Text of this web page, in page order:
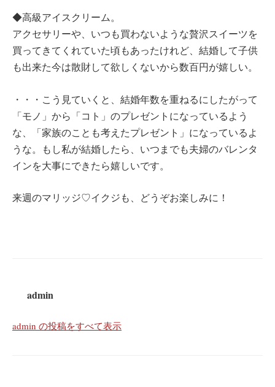
◆高級アイスクリーム。
アクセサリーや、いつも買わないような贅沢スイーツを
買ってきてくれていた頃もあったけれど、結婚して子供
も出来た今は散財して欲しくないから数百円が嬉しい。
・・・こう見ていくと、結婚年数を重ねるにしたがって
「モノ」から「コト」のプレゼントになっているよう
な、「家族のことも考えたプレゼント」になっているよ
うな。もし私が結婚したら、いつまでも夫婦のバレンタ
インを大事にできたら嬉しいです。
来週のマリッジ♡イクジも、どうぞお楽しみに！
admin
admin の投稿をすべて表示